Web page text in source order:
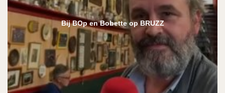
Bij BOp en Bobette op BRUZZ